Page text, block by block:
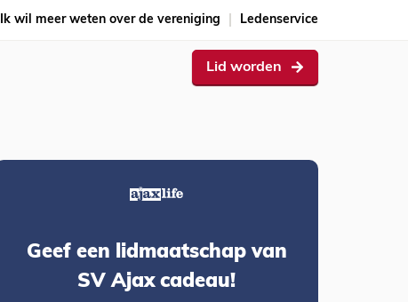
Ik wil meer weten over de vereniging Ledenservice
Lid worden
Geef een lidmaatschap van
SV Ajax cadeau!